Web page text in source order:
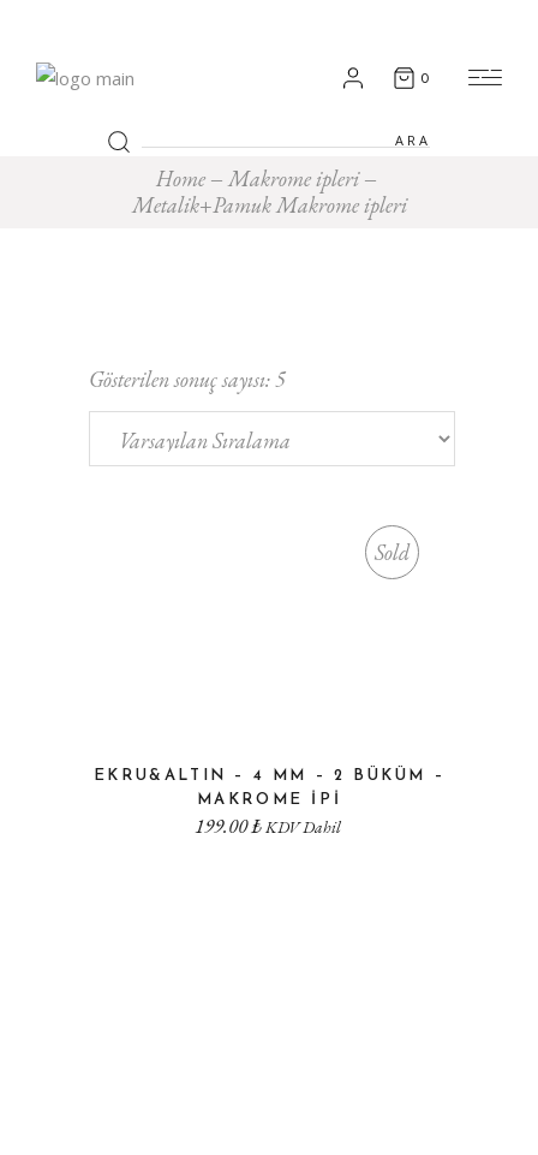
0
Search
for:
Home
Makrome ipleri
Metalik+Pamuk Makrome ipleri
Gösterilen sonuç sayısı: 5
Sold
EKRU&ALTIN – 4 MM – 2 BÜKÜM –
MAKROME IPI
199.00₺KDV Dahil